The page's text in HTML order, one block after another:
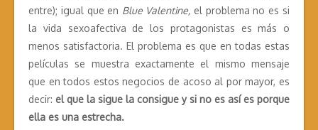
entre); igual que en Blue Valentine, el problema no es si
la vida sexoafectiva de los protagonistas es más o
menos satisfactoria. El problema es que en todas estas
películas se muestra exactamente el mismo mensaje
que en todos estos negocios de acoso al por mayor, es
decir: el que la sigue la consigue y si no es así es porque
ella es una estrecha.